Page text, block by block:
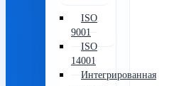
ISO
9001
ISO
14001
Интегрированная